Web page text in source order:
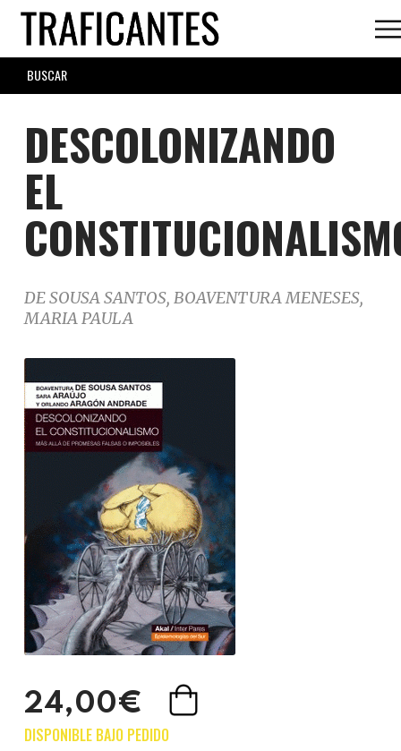
Skip
main
content
SEARCH
FORM
DESCOLONIZANDO
EL
DE SOUSA SANTOS, BOAVENTURA MENESES,
MARIA PAULA
24,00€